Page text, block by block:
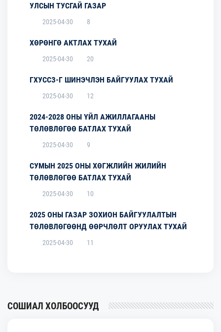
УЛСЫН ТУСГАЙ ГАЗАР
2025-04-30 8
ХӨРӨНГӨ АКТЛАХ ТУХАЙ
2025-04-30 20
ГХУССЗ-Г ШИНЭЧЛЭН БАЙГУУЛАХ ТУХАЙ
2025-04-30 12
2024-2028 ОНЫ ҮЙЛ АЖИЛЛАГААНЫ
ТӨЛӨВЛӨГӨӨ БАТЛАХ ТУХАЙ
2025-04-30 9
СУМЫН 2025 ОНЫ ХӨГЖЛИЙН ЖИЛИЙН
ТӨЛӨВЛӨГӨӨ БАТЛАХ ТУХАЙ
2025-04-30 10
2025 ОНЫ ГАЗАР ЗОХИОН БАЙГУУЛАЛТЫН
ТӨЛӨВЛӨГӨӨНД ӨӨРЧЛӨЛТ ОРУУЛАХ ТУХАЙ
2025-04-30 11
СОШИАЛ ХОЛБООСУУД